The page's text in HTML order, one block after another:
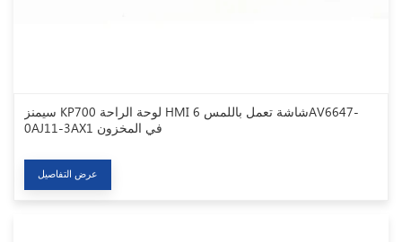
سيمنز KP700 لوحة الراحة HMI شاشة تعمل باللمس 6AV6647-
0AJ11-3AX1 في المخزون
عرض التفاصيل